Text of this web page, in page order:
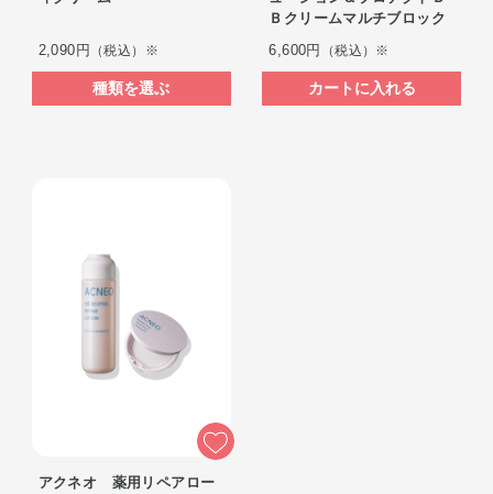
2,090円 （税込）※
種類を選ぶ
Ｂクリームマルチブロック
6,600円
（税込）※
カートに入れる
アクネオ 薬用リペアロー